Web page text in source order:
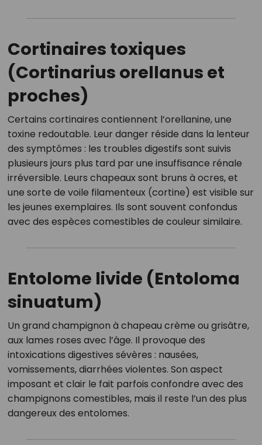
Cortinaires toxiques
(Cortinarius orellanus et
proches)
Certains cortinaires contiennent l’orellanine, une
toxine redoutable. Leur danger réside dans la lenteur
des symptômes : les troubles digestifs sont suivis
plusieurs jours plus tard par une insuffisance rénale
irréversible. Leurs chapeaux sont bruns à ocres, et
une sorte de voile filamenteux (cortine) est visible sur
les jeunes exemplaires. Ils sont souvent confondus
avec des espèces comestibles de couleur similaire.
Entolome livide (Entoloma
sinuatum)
Un grand champignon à chapeau crème ou grisâtre,
aux lames roses avec l’âge. Il provoque des
intoxications digestives sévères : nausées,
vomissements, diarrhées violentes. Son aspect
imposant et clair le fait parfois confondre avec des
champignons comestibles, mais il reste l’un des plus
dangereux des entolomes.